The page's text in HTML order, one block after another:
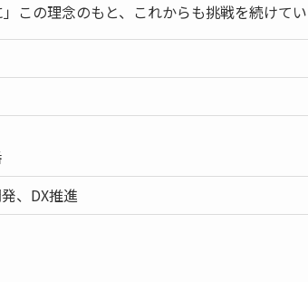
この理念のもと、これからも挑戦を続けてい
、DX推進